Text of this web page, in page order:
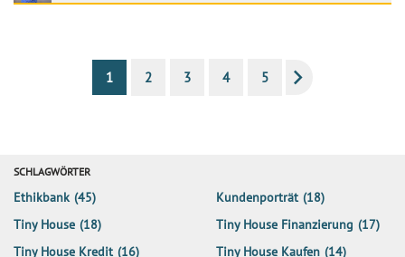
1 2 3 4 5
SCHLAGWÖRTER
Ethikbank (45) Kundenporträt (18)
Tiny House (18) Tiny House Finanzierung (17)
Tiny House Kredit (16) Tiny House Kaufen (14)